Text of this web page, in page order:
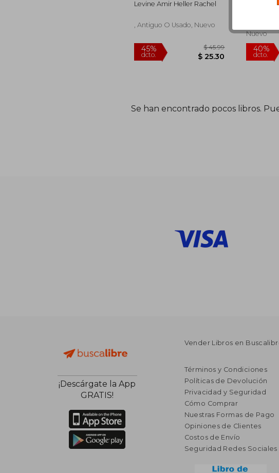
Yollari: As Ko Bulmani
Bilimsel Yollar?
Levine Amir Heller Rachel
, Antiguo O Usado, Nuevo
Heller,
Nuevo
Se han encontrado pocos libros.
¡Descárgate la App
GRATIS!
Vender Libros en
Términos y Condiciones
Políticas de Devolución
Privacidad y Seguridad
Cómo Comprar
Nuestras Formas de Pago
Opiniones de Clientes
Costos de Envío
Seguridad Redes Sociales